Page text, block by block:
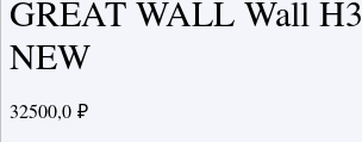
GREAT WALL Wall H3
NEW
32500,0 ₽